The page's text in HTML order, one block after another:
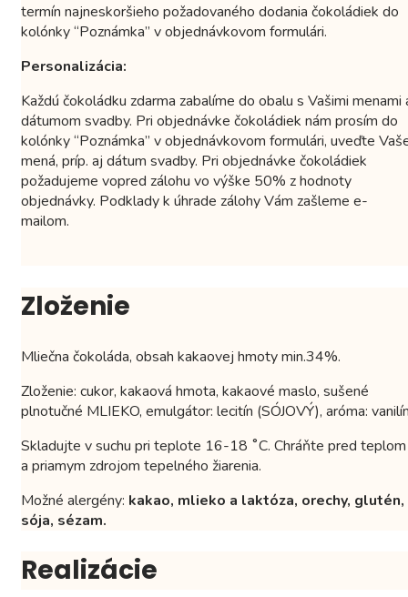
termín najneskoršieho požadovaného dodania čokoládiek do
kolónky “Poznámka” v objednávkovom formulári.
Personalizácia:
Každú čokoládku zdarma zabalíme do obalu s Vašimi menami
dátumom svadby. Pri objednávke čokoládiek nám prosím do
kolónky “Poznámka” v objednávkovom formulári, uveďte
mená, príp. aj dátum svadby. Pri objednávke čokoládiek
požadujeme vopred zálohu vo výške 50% z hodnoty
objednávky. Podklady k úhrade zálohy Vám zašleme e-
mailom.
Zloženie
Mliečna čokoláda, obsah kakaovej hmoty min.34%.
Zloženie: cukor, kakaová hmota, kakaové maslo, sušené
plnotučné MLIEKO, emulgátor: lecitín (SÓJOVÝ), aróma:
Skladujte v suchu pri teplote 16-18 ˚C. Chráňte pred teplom
a priamym zdrojom tepelného žiarenia.
Možné alergény: kakao, mlieko a laktóza, orechy, glutén,
sója, sézam.
Realizácie